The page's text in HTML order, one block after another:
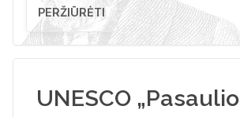
PERŽIŪRĖTI
UNESCO „Pasaulio